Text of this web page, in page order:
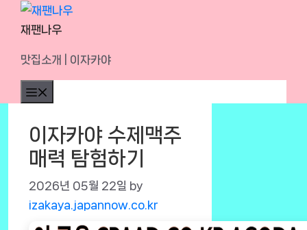
Skip
재팬나우
맛집소개 | 이자카야
이자카야 수제맥주
매력 탐험하기
2026년 05월 22일 by
izakaya.japannow.co.kr